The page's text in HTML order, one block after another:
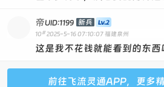
帝UID:1199 新兵
10 # 2025-5-16 07:10:07 福建泉州
这是我不花钱就能看到的东西
前往飞流灵通APP，更多